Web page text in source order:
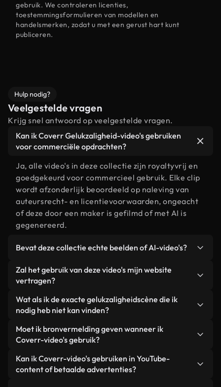
gebruik. We controleren licenties,
toestemmingsformulieren van modellen en
handelsmerken, zodat u met een gerust hart kunt
publiceren.
Hulp nodig?
Veelgestelde vragen
Krijg snel antwoord op veelgestelde vragen.
Kan ik Coverr Gelukzaligheid-video's gebruiken
voor commerciële opdrachten?
Ja, alle video's in deze collectie zijn royaltyvrij en
goedgekeurd voor commercieel gebruik. Elke clip
wordt afzonderlijk beoordeeld op naleving van
auteursrecht- en licentievoorwaarden, ongeacht
of deze door een maker is gefilmd of met AI is
gegenereerd.
Bevat deze collectie echte beelden of AI-video's?
Beide. Dit is een hybride bibliotheek die bestaat
uit echte, door mensen gefilmde beelden van
gegenereerde video's. Elke video is duidelijk
gelabeld, zodat je altijd weet wat je gebruikt.
Zal het gebruik van deze video's mijn website
vertragen?
Niet als u voor onze geoptimaliseerde versies
kiest. Wij bieden lichtgewicht, webklare formaten
achtergrond. Zo blijft de kwaliteit hoog, worden de
laadtijden geminimaliseerd en worden
statistieken zoals LCP verbeterd.
Wat als ik de exacte gelukzaligheidscène die ik
nodig heb niet kan vinden?
Met Coverr AI Studio maak je direct een video.
Beschrijf de scène – bijvoorbeeld "gelukzaligheid
binnen enkele seconden een gepersonaliseerde
video die voldoet aan onze licentievoorwaarden.
Moet ik bronvermelding geven wanneer ik
Coverr-video's gebruik?
Naamsvermelding is niet vereist. Alle video's in
onze stockbibliotheek zijn royaltyvrij en kunnen
Kan ik Coverr-video's gebruiken in YouTube-
content of betaalde advertenties?